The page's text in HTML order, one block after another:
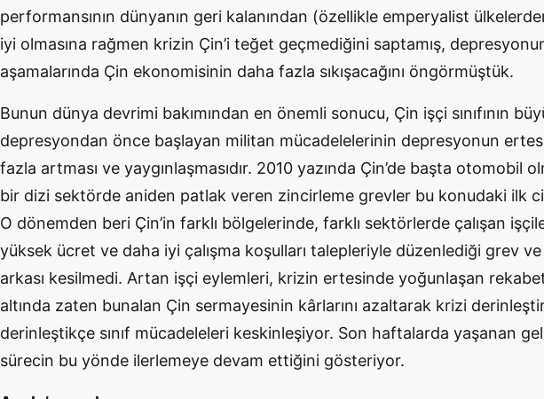
performansının dünyanın geri kalanından (özellikle emperyalist
iyi olmasına rağmen krizin Çin’i teğet geçmediğini saptamış,
aşamalarında Çin ekonomisinin daha fazla sıkışacağını öngörmüştük.
Bunun dünya devrimi bakımından en önemli sonucu, Çin işçi sınıfının
depresyondan önce başlayan militan mücadelelerinin depresyonun
fazla artması ve yaygınlaşmasıdır. 2010 yazında Çin’de başta otomobil
bir dizi sektörde aniden patlak veren zincirleme grevler bu konudaki ilk
O dönemden beri Çin’in farklı bölgelerinde, farklı sektörlerde çalışan
yüksek ücret ve daha iyi çalışma koşulları talepleriyle düzenlediği grev
arkası kesilmedi. Artan işçi eylemleri, krizin ertesinde yoğunlaşan
altında zaten bunalan Çin sermayesinin kârlarını azaltarak krizi
derinleştikçe sınıf mücadeleleri keskinleşiyor. Son haftalarda yaşanan
sürecin bu yönde ilerlemeye devam ettiğini gösteriyor.